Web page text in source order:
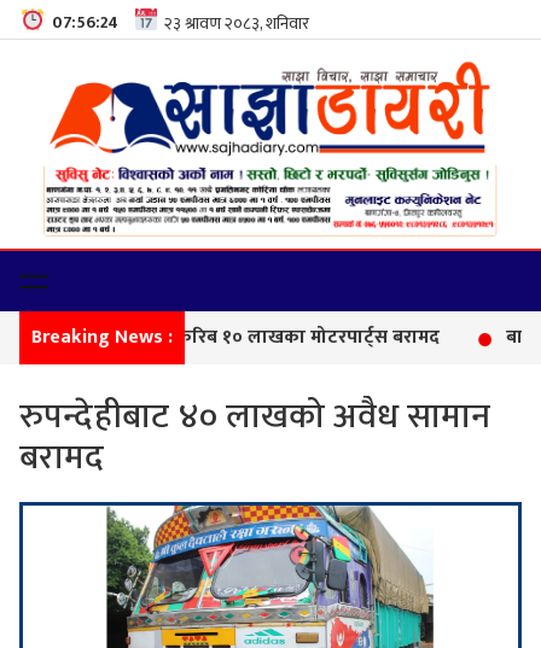
07:56:25
Breaking News :
रुपन्देहीबाट ४० लाखको अवैध सामान
बरामद